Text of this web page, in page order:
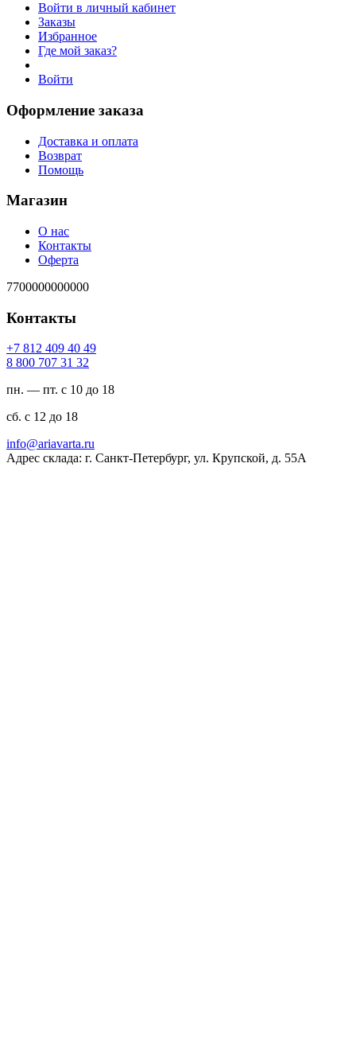
Войти в личный кабинет
Заказы
Избранное
Где мой заказ?
Войти
Оформление заказа
Доставка и оплата
Возврат
Помощь
Магазин
О нас
Контакты
Оферта
7700000000000
Контакты
94 04 904 218 7+
23 13 707 008 8
пн. — пт. с 10 до 18
сб. с 12 до 18
ur.atravaira@ofni
Адрес склада: г. Санкт-Петербург, ул. Крупской, д. 55А